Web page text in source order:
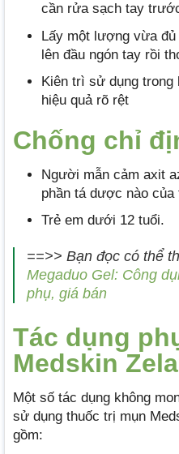
cần rửa sạch tay
Lấy một lượng vừa
lên đầu ngón tay rồi
Kiên trì sử dụng trong
hiệu quả rõ rệt
Chống chỉ
Người mẫn cảm axit
phần tá dược nào
Trẻ em dưới 12 tuổi.
==>> Bạn đọc có thể
Megaduo Gel: Công
phụ, giá bán
Tác dụng
Medskin Zela
Một số tác dụng không
sử dụng thuốc trị mụn
gồm: